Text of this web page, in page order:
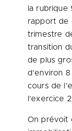
la rubrique
rapport de
trimestre
transition
de plus
d’environ
cours de
l’exercice
On prévoit